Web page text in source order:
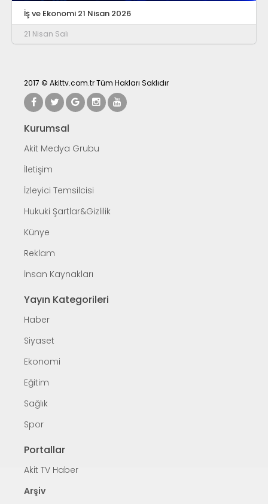
İş ve Ekonomi 21 Nisan 2026
21 Nisan Salı
2017 © Akittv.com.tr Tüm Hakları Saklıdır
Kurumsal
Akit Medya Grubu
İletişim
İzleyici Temsilcisi
Hukuki Şartlar&Gizlilik
Künye
Reklam
İnsan Kaynakları
Yayın Kategorileri
Haber
Siyaset
Ekonomi
Eğitim
Sağlık
Spor
Portallar
Akit TV Haber
Arşiv